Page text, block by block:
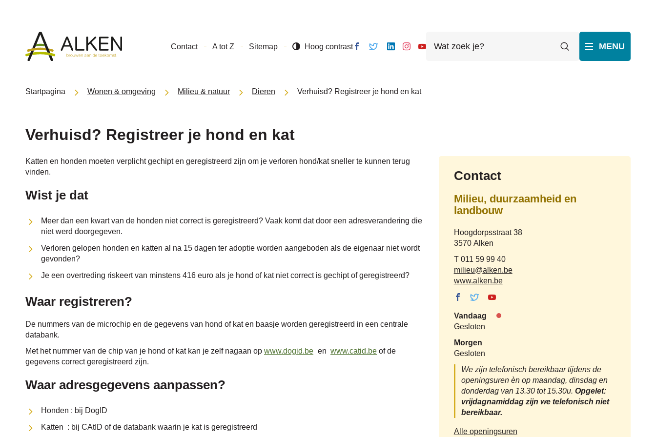
Gemeente
Alken
Contact A tot Z Sitemap Hoog contrastVolg ons
Volg
Volg Volg ons
Volgzoek
Zoeken MENU
Startpagina Wonen & omgeving Milieu & natuur Dieren Verhuisd? Registreer je hond en kat
Verhuisd? Registreer je hond en kat
Katten en honden moeten verplicht gechipt en geregistreerd zijn om je verloren hond/kat sneller te kunnen terug
vinden.
Wist je dat
Meer dan een kwart van de honden niet correct is geregistreerd? Vaak komt dat door een adresverandering die
niet werd doorgegeven.
Verloren gelopen honden en katten al na 15 dagen ter adoptie worden aangeboden als de eigenaar niet wordt
gevonden?
Je een overtreding riskeert van minstens 416 euro als je hond of kat niet correct is gechipt of geregistreerd?
Waar registreren?
De nummers van de microchip en de gegevens van hond of kat en baasje worden geregistreerd in een centrale
databank.
Met het nummer van de chip van je hond of kat kan je zelf nagaan op www.dogid.be en www.catid.be of de
gegevens correct geregistreerd zijn.
Waar adresgegevens aanpassen?
Honden : bij DogID
Katten : bij CAtID of de databank waarin je kat is geregistreerd
Contact
Milieu, duurzaamheid en
landbouw
Adres
Hoogdorpsstraat 38
,3570 Alken
Tel.011 59 99 40
E-
mail
milieu@alken.be
Website
www.alken.be
Facebook
duurzaamheid
en landbouw
Twitter Milieu,
en landbouw
Youtube
duurzaamheid
Vandaag
Nu
Gesloten
Morgen
Gesloten
We zijn telefonisch bereikbaar tijdens de
openingsuren èn op maandag, dinsdag en
donderdag van 13.30 tot 15.30u. Opgelet:
vrijdagnamiddag zijn we telefonisch niet
bereikbaar.
Alle openingsurenMilieu,